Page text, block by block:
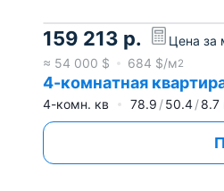
159 213 р. Цена за
≈ 54 000 $ 684 $/м2
4-комнатная
4-комн. кв 78.9 50.4 8.7